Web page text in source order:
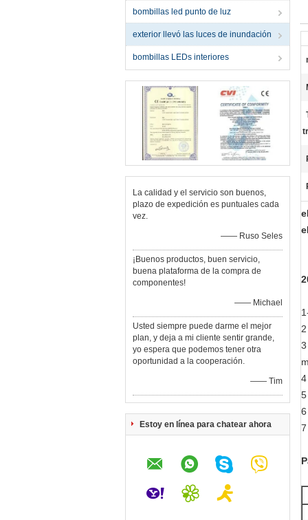
bombillas led punto de luz
exterior llevó las luces de inundación
bombillas LEDs interiores
La calidad y el servicio son buenos,
plazo de expedición es puntuales cada
vez.
—— Ruso Seles
¡Buenos productos, buen servicio,
buena plataforma de la compra de
componentes!
—— Michael
Usted siempre puede darme el mejor
plan, y deja a mi cliente sentir grande,
yo espera que podemos tener otra
oportunidad a la cooperación.
—— Tim
Estoy en línea para chatear ahora